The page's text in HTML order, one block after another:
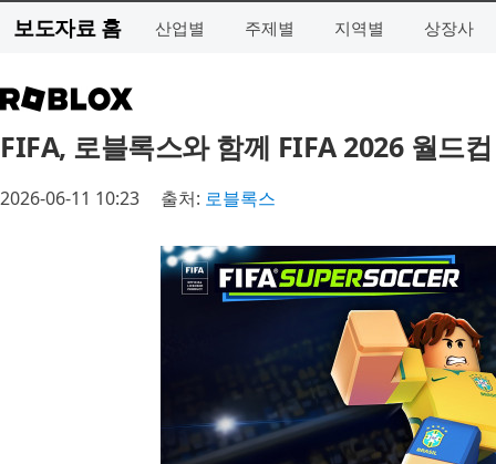
보도자료 홈 산업별 주제별 지역별 상장사
FIFA, 로블록스와 함께 FIFA 2026 월드
2026-06-11 10:23 출처: 로블록스